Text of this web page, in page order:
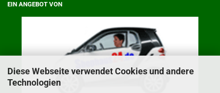
Diese Webseite verwendet Cookies und andere
Technologien
EIN ANGEBOT VON